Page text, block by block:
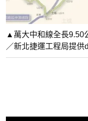
▲萬大中和線全長9.50
／新北捷運工程局提供